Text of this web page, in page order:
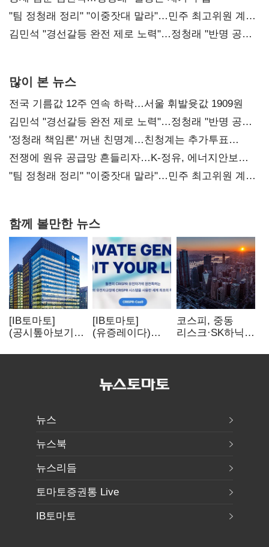
"팀 정청래 정리" "이중잣대 말라"…민주 최고위원 계파
다툼 격화
김민석 "경선갈등 완전 제로 노력"…정청래 "반명 공세
많이 본 뉴스
전국 기름값 12주 연속 하락…서울 휘발윳값 1909원
김민석 "경선갈등 완전 제로 노력"…정청래 "반명 공세
사과부터"
'정청래 책임론' 꺼낸 친명계…친청계는 추가투표
때리기
전쟁에 원유 공급망 흔들리자…K-정유, 에너지안보
핵심으로 재부상
"팀 정청래 정리" "이중잣대 말라"…민주 최고위원 계파
함께 볼만한 뉴스
[IB토마토]
(공시톺아보기)
바로 매출로
[IB토마토]
(유증레이다)
3분의 1 토막…
비용부터 챙긴다
코스피, 중동
리스크·SK하닉
뒷걸음
뉴스
뉴스북
뉴스리듬
토마토증권통 Live
IB토마토